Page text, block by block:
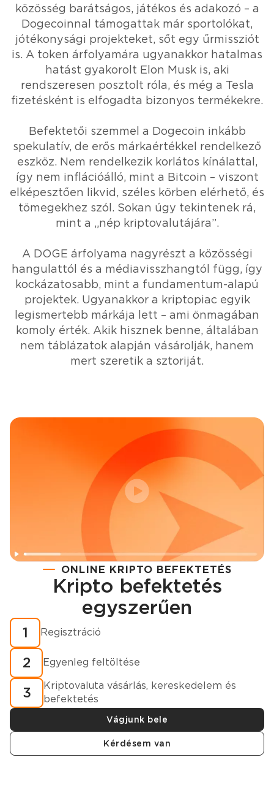
közösség barátságos, játékos és adakozó – a
Dogecoinnal támogattak már sportolókat,
jótékonysági projekteket, sőt egy űrmissziót
is. A token árfolyamára ugyanakkor hatalmas
hatást gyakorolt Elon Musk is, aki
rendszeresen posztolt róla, és még a Tesla
fizetésként is elfogadta bizonyos termékekre.
Befektetői szemmel a Dogecoin inkább
spekulatív, de erős márkaértékkel rendelkező
eszköz. Nem rendelkezik korlátos kínálattal,
így nem inflációálló, mint a Bitcoin – viszont
elképesztően likvid, széles körben elérhető, és
tömegekhez szól. Sokan úgy tekintenek rá,
mint a „nép kriptovalutájára”.
A DOGE árfolyama nagyrészt a közösségi
hangulattól és a médiavisszhangtól függ, így
kockázatosabb, mint a fundamentum-alapú
projektek. Ugyanakkor a kriptopiac egyik
legismertebb márkája lett – ami önmagában
komoly érték. Akik hisznek benne, általában
nem táblázatok alapján vásárolják, hanem
mert szeretik a sztoriját.
Regisztráció
Hogyan vásároljunk kriptovalutát percek alatt?
ONLINE KRIPTO BEFEKTETÉS
Kripto befektetés
egyszerűen
1 Regisztráció
2 Egyenleg feltöltése
3
Kriptovaluta vásárlás, kereskedelem és
befektetés
Vágjunk bele
Kérdésem van